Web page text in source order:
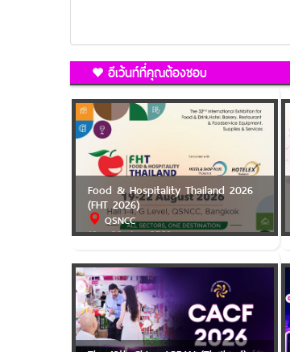
อีเว้นท์ที่คุณต้องชอบ
Food & Hospitality Thailand 2026
(FHT 2026)
QSNCC
19 - 22 ส.ค. 2569